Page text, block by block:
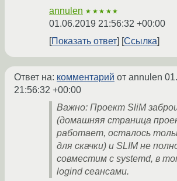
annulen ★★★★★
01.06.2019 21:56:32 +00:00
Показать ответ
Ссылка
Ответ на: комментарий от annulen
21:56:32 +00:00
Важно: Проект SliM
(домашняя страница
работает, осталось
для скачки) и SLIM не
совместим с systemd, в
logind сеансами.